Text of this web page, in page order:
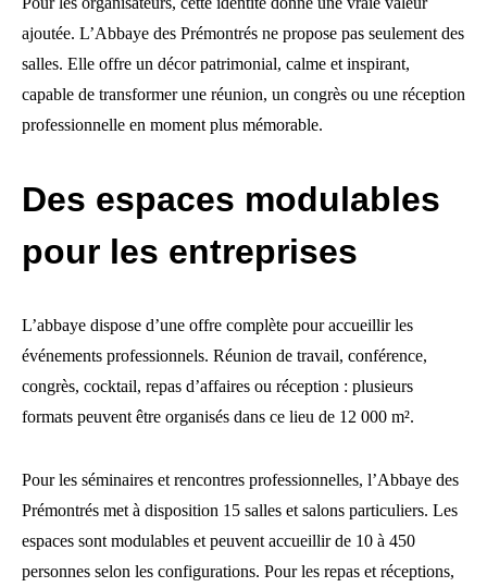
ajoutée. L’Abbaye des Prémontrés ne propose pas seulement des
salles. Elle offre un décor patrimonial, calme et inspirant,
capable de transformer une réunion, un congrès ou une réception
professionnelle en moment plus mémorable.
Des espaces modulables
pour les entreprises
L’abbaye dispose d’une offre complète pour accueillir les
événements professionnels. Réunion de travail, conférence,
congrès, cocktail, repas d’affaires ou réception : plusieurs
formats peuvent être organisés dans ce lieu de 12 000 m².
Pour les séminaires et rencontres professionnelles, l’Abbaye des
Prémontrés met à disposition 15 salles et salons particuliers. Les
espaces sont modulables et peuvent accueillir de 10 à 450
personnes selon les configurations. Pour les repas et réceptions,